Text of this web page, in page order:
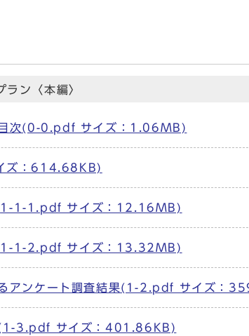
ラン〈本編〉
次(0-0.pdf サイズ：1.06MB)
ズ：614.68KB)
1-1.pdf サイズ：12.16MB)
1-2.pdf サイズ：13.32MB)
アンケート調査結果(1-2.pdf サイズ：
(1-3.pdf サイズ：401.86KB)